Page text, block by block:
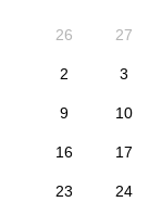
26 27
2 3
9 10
16 17
23 24